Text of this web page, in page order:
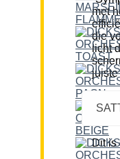
met
die
licht
juiste
Dit is